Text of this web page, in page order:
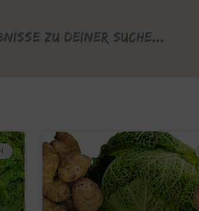
zu deiner Suche...